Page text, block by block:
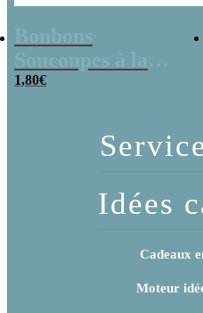
poudre (x20)
1,80€
Idées
Cadeaux
Moteur